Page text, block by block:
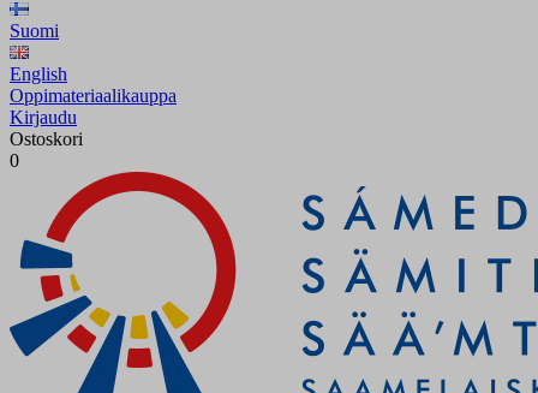
Suomi
English
Oppimateriaalikauppa
Kirjaudu
Ostoskori
0